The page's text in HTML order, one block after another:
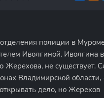
полиции в
Иволгиной. Иволгина
Жерехова, не существует.
Владимирской
дело, но Жерехов